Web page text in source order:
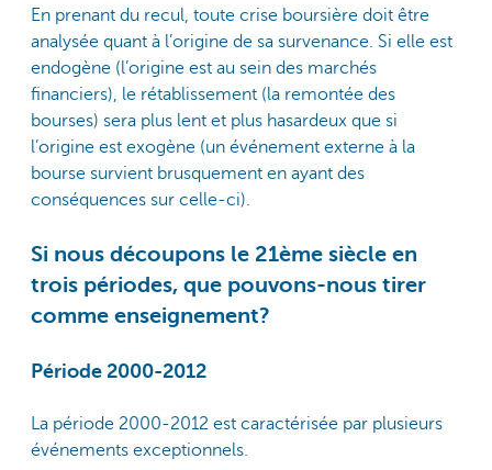
En prenant du recul, toute crise boursière doit être
analysée quant à l’origine de sa survenance. Si elle est
endogène (l’origine est au sein des marchés
financiers), le rétablissement (la remontée des
bourses) sera plus lent et plus hasardeux que si
l’origine est exogène (un événement externe à la
bourse survient brusquement en ayant des
conséquences sur celle-ci).
Si nous découpons le 21ème siècle en
trois périodes, que pouvons-nous tirer
comme enseignement?
Période 2000-2012
La période 2000-2012 est caractérisée par plusieurs
événements exceptionnels.